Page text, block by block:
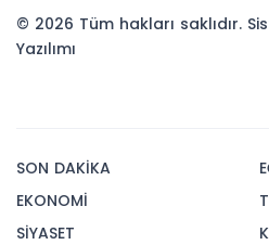
© 2026 Tüm hakları saklıdır.
Yazılımı
SON DAKİKA
EKONOMİ
SİYASET